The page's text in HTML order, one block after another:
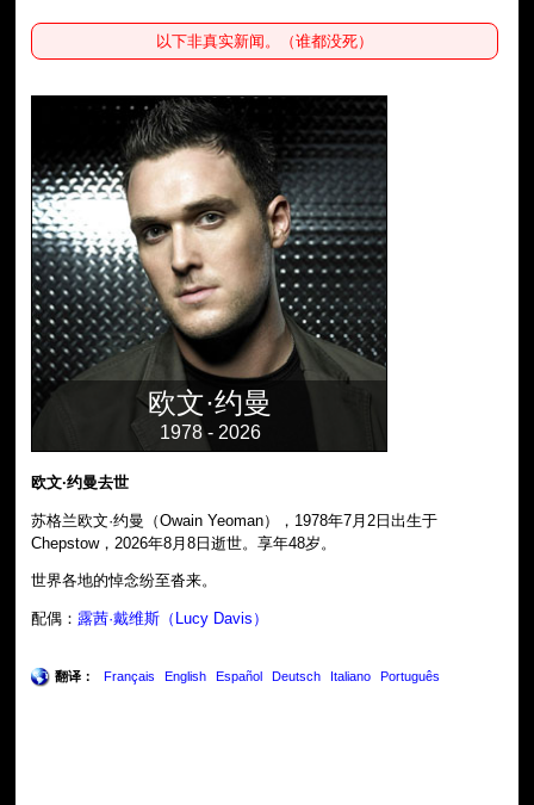
以下非真实新闻。（谁都没死）
欧文·约曼
1978 - 2026
欧文·约曼去世
苏格兰欧文·约曼（Owain Yeoman），1978年7月2日出生于
Chepstow，2026年8月8日逝世。享年48岁。
世界各地的悼念纷至沓来。
配偶： 露茜·戴维斯（Lucy Davis）
翻译： Français English Español Deutsch Italiano Português